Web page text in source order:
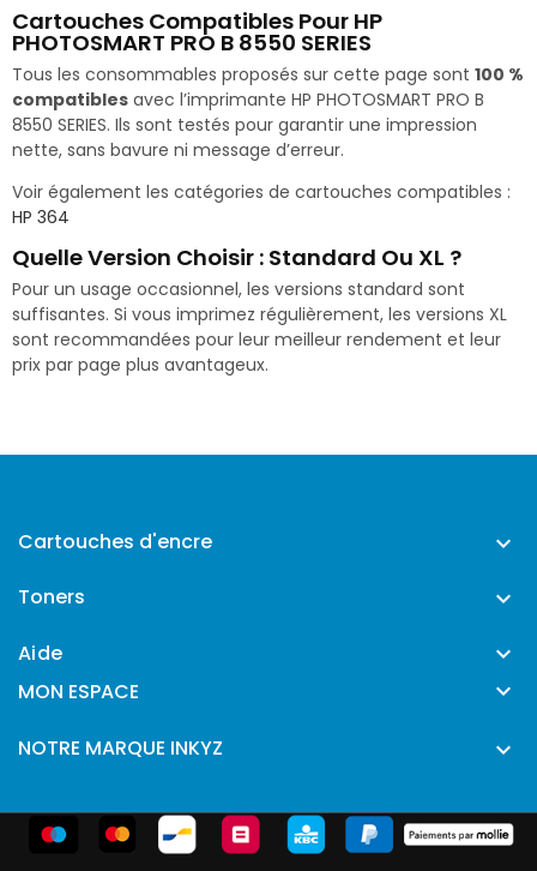
Cartouches Compatibles Pour HP
PHOTOSMART PRO B 8550 SERIES
Tous les consommables proposés sur cette page sont 100 %
compatibles avec l’imprimante HP PHOTOSMART PRO B
8550 SERIES. Ils sont testés pour garantir une impression
nette, sans bavure ni message d’erreur.
Voir également les catégories de cartouches compatibles :
HP 364
Quelle Version Choisir : Standard Ou XL ?
Pour un usage occasionnel, les versions standard sont
suffisantes. Si vous imprimez régulièrement, les versions XL
sont recommandées pour leur meilleur rendement et leur
prix par page plus avantageux.
Cartouches d'encre 
Toners 
Aide 
MON ESPACE 
NOTRE MARQUE INKYZ 